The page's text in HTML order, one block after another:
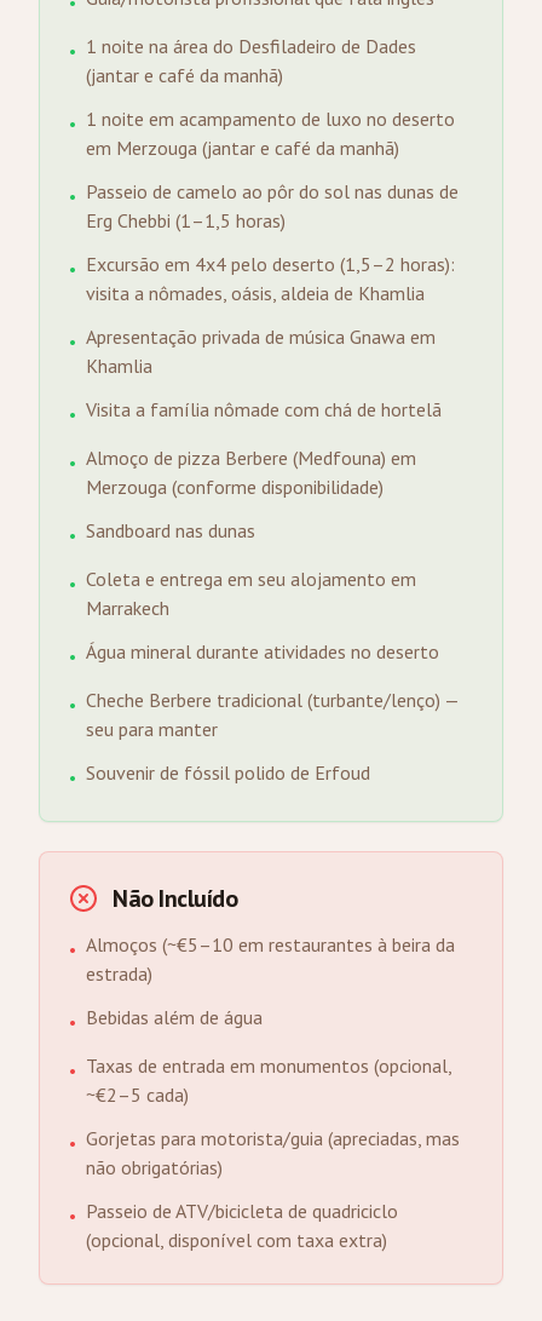
• 1 noite na área do Desfiladeiro de Dades
(jantar e café da manhã)
• 1 noite em acampamento de luxo no deserto
em Merzouga (jantar e café da manhã)
• Passeio de camelo ao pôr do sol nas dunas de
Erg Chebbi (1–1,5 horas)
• Excursão em 4x4 pelo deserto (1,5–2 horas):
visita a nômades, oásis, aldeia de Khamlia
• Apresentação privada de música Gnawa em
Khamlia
• Visita a família nômade com chá de hortelã
• Almoço de pizza Berbere (Medfouna) em
Merzouga (conforme disponibilidade)
• Sandboard nas dunas
• Coleta e entrega em seu alojamento em
Marrakech
• Água mineral durante atividades no deserto
• Cheche Berbere tradicional (turbante/lenço) —
seu para manter
• Souvenir de fóssil polido de Erfoud
Não Incluído
• Almoços (~€5–10 em restaurantes à beira da
estrada)
• Bebidas além de água
• Taxas de entrada em monumentos (opcional,
~€2–5 cada)
• Gorjetas para motorista/guia (apreciadas, mas
não obrigatórias)
• Passeio de ATV/bicicleta de quadriciclo
(opcional, disponível com taxa extra)